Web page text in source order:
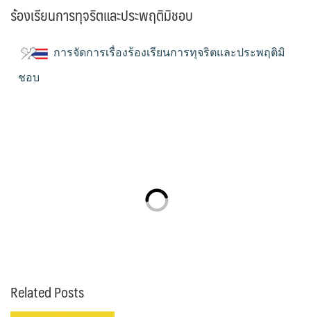
ร้องเรียนการทุจริตและประพฤติมิชอบ
การจัดการเรื่องร้องเรียนการทุจริตและประพฤติมิ
ชอบ
Related Posts